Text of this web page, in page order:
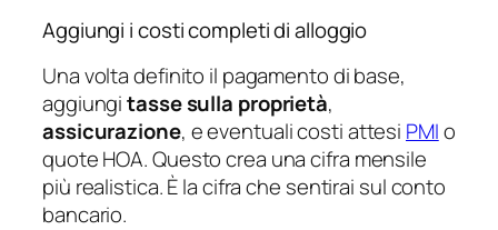
Aggiungi i costi completi di alloggio
Una volta definito il pagamento di base,
aggiungitasse sulla proprietà,
assicurazione, e eventuali costi attesi PMIo
quote HOA. Questo crea una cifra mensile
più realistica. È la cifra che sentirai sul conto
bancario.